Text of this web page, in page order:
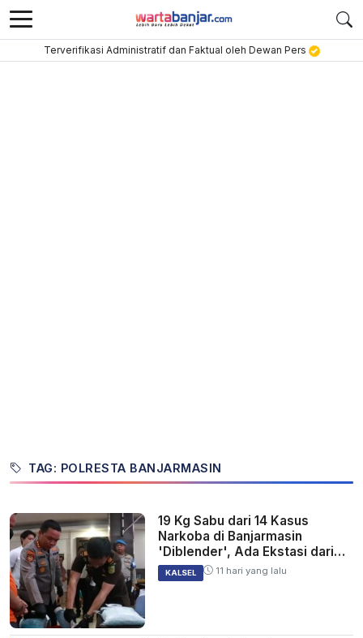
Terverifikasi Administratif dan Faktual oleh Dewan Pers
TAG: POLRESTA BANJARMASIN
19 Kg Sabu dari 14 Kasus
Narkoba di Banjarmasin
'Diblender', Ada Ekstasi dari
Afrika
KALSEL 11 hari yang lalu